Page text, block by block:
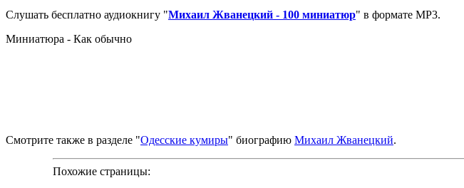
Слушать бесплатно аудиокнигу "Михаил Жванецкий - 100 миниатюр" в формате MP3.
Миниатюра - Как обычно
Смотрите также в разделе "Одесские кумиры" биографию Михаил Жванецкий.
Похожие страницы: